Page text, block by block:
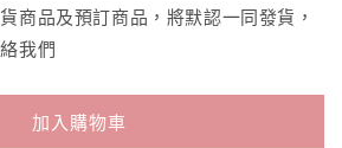
商品及預訂商品，將默認一同發貨，
我們
加入購物車